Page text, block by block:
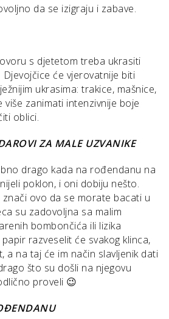
da se izigraju i zabave.
s djetetom treba ukrasiti
će vjerovatnije biti
ukrasima: trakice, mašnice,
zanimati intenzivnije boje
oblici.
ZA MALE UZVANIKE
drago kada na rođendanu na
poklon, i oni dobiju nešto.
ovo da se morate bacati u
su zadovoljna sa malim
bombončića ili lizika
razveselit će svakog klinca,
a na taj će im način slavljenik dati
što su došli na njegovu
proveli 😉